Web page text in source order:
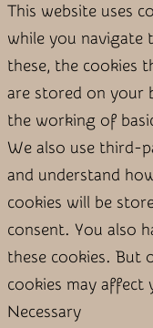
This website uses
while you
these, the cookies
are stored on your
the working of
We also use third-
and understand
cookies will be
consent. You also
these cookies. But
cookies may affect
Necessary